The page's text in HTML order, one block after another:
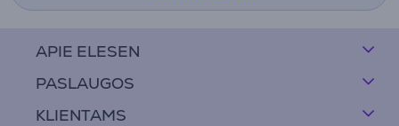
APIE ELESEN
PASLAUGOS
KLIENTAMS